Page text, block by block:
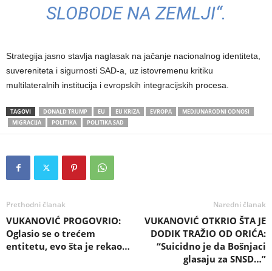
SLOBODE NA ZEMLJI“.
Strategija jasno stavlja naglasak na jačanje nacionalnog identiteta,
suvereniteta i sigurnosti SAD-a, uz istovremenu kritiku
multilateralnih institucija i evropskih integracijskih procesa.
TAGOVI DONALD TRUMP EU EU KRIZA EVROPA
MEDJUNARODNI ODNOSI
MIGRACIJA
POLITIKA POLITIKA SAD
Prethodni članak
VUKANOVIĆ PROGOVRIO:
Oglasio se o trećem
entitetu, evo šta je rekao…
Naredni članak
VUKANOVIĆ OTKRIO ŠTA JE
DODIK TRAŽIO OD ORIĆA:
“Suicidno je da Bošnjaci
glasaju za SNSD…”